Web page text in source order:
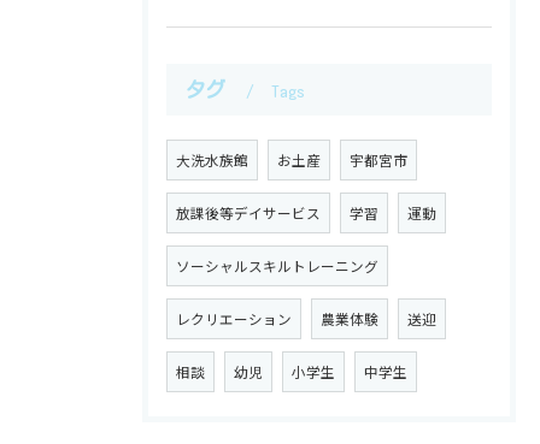
タグ Tags
大洗水族館 お土産 宇都宮市
放課後等デイサービス 学習 運動
ソーシャルスキルトレーニング
レクリエーション 農業体験 送迎
相談 幼児 小学生 中学生